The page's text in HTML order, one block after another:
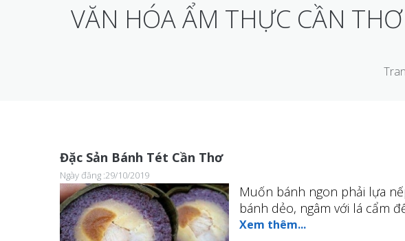
VĂN HÓA ẨM THỰC CẦN
Đặc Sản Bánh Tét Cần Thơ
Ngày đăng :29/10/2019
Muốn bánh ngon phải lựa
bánh dẻo, ngâm với lá cẩm
Xem thêm...